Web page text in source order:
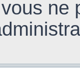
ne